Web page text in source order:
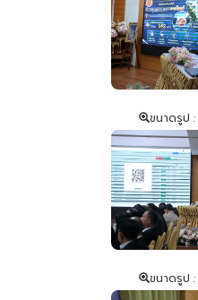
ขนาดรูป :
ขนาดรูป :